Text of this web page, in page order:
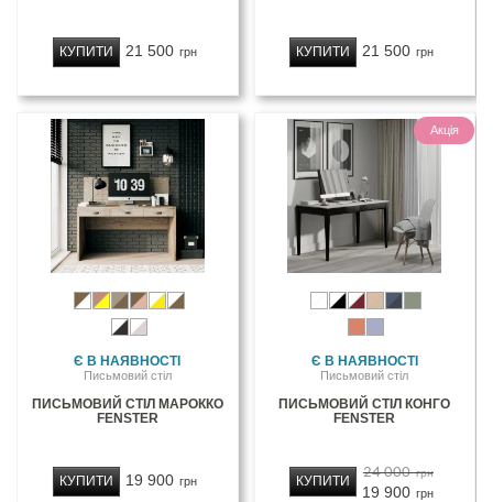
21 500 грн
КУПИТИ 21 500 грн
КУПИТИ
Є В НАЯВНОСТІ
Письмовий стіл
ПИСЬМОВИЙ СТІЛ МАРОККО
FENSTER
19 900 грн
КУПИТИ
Акція
Є В НАЯВНОСТІ
Письмовий стіл
ПИСЬМОВИЙ СТІЛ КОНГО
FENSTER
24 000 грн
19 900 грн
КУПИТИ